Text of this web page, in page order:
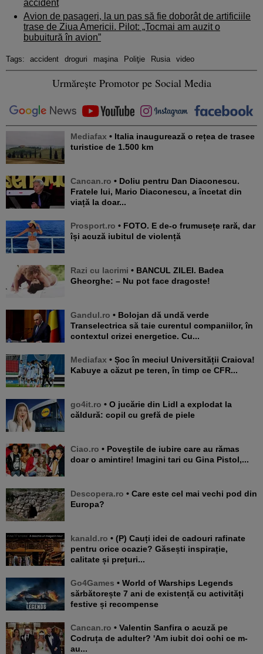
accident
Avion de pasageri, la un pas să fie doborât de artificiile
trase de Ziua Americii. Pilot: „Tocmai am auzit o
bubuitură în avion”
Tags: accident droguri maşina Poliţie Rusia video
Urmărește Promotor pe Social Media
Mediafax • Italia inaugurează o rețea de trasee
turistice de 1.500 km
Cancan.ro • Doliu pentru Dan Diaconescu.
Fratele lui, Mario Diaconescu, a încetat din
viață la doar...
Prosport.ro • FOTO. E de-o frumusețe rară, dar
își acuză iubitul de violență
Razi cu lacrimi • BANCUL ZILEI. Badea
Gheorghe: – Nu pot face dragoste!
Gandul.ro • Bolojan dă undă verde
Transelectrica să taie curentul companiilor, în
contextul crizei energetice. Cu...
Mediafax • Șoc în meciul Universității Craiova!
Kabuye a căzut pe teren, în timp ce CFR...
go4it.ro • O jucărie din Lidl a explodat la
căldură: copil cu grefă de piele
Ciao.ro • Poveştile de iubire care au rămas
doar o amintire! Imagini tari cu Gina Pistol,...
Descopera.ro • Care este cel mai vechi pod din
Europa?
kanald.ro • (P) Cauți idei de cadouri rafinate
pentru orice ocazie? Găsești inspirație,
calitate și prețuri...
Go4Games • World of Warships Legends
sărbătorește 7 ani de existență cu activități
festive și recompense
Cancan.ro • Valentin Sanfira o acuză pe
Codruța de adulter? 'Am iubit doi ochi ce m-
au...